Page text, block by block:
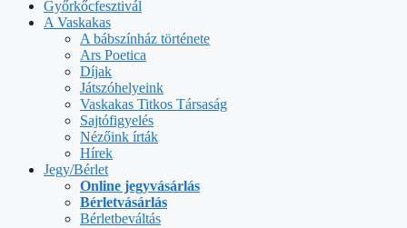
Győrkőcfesztivál
A Vaskakas
A bábszínház története
Ars Poetica
Díjak
Játszóhelyeink
Vaskakas Titkos Társaság
Sajtófigyelés
Nézőink írták
Hírek
Jegy/Bérlet
Online jegyvásárlás
Bérletvásárlás
Bérletbeváltás